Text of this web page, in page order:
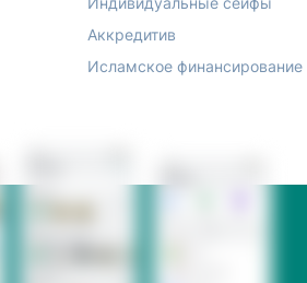
Аккредитив
Исламское финансирование